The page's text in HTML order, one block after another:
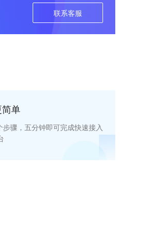
联系客服
单
步骤，五分钟即可完成快速接入